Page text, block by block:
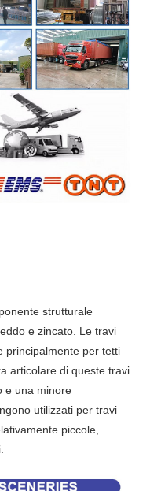
strutturale
e zincato. Le travi
principalmente per tetti
articolare di queste travi
e una minore
utilizzati per travi
piccole,